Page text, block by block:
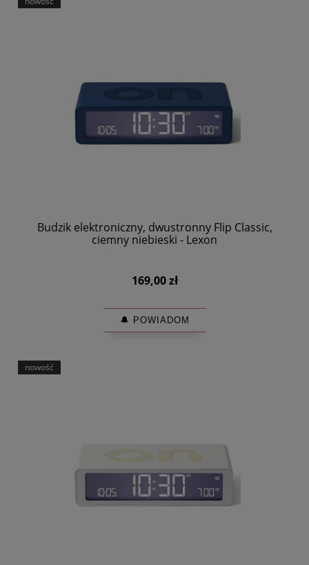
Budzik elektroniczny, dwustronny Flip Classic,
ciemny niebieski - Lexon
169,00 zł
🔔 POWIADOM
nowość